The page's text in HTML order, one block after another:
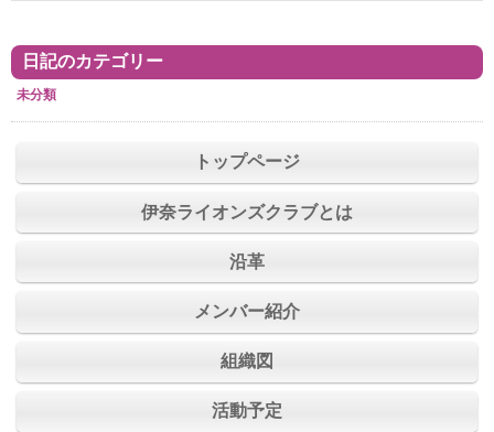
日記のカテゴリー
未分類
トップページ
伊奈ライオンズクラブとは
沿革
メンバー紹介
組織図
活動予定